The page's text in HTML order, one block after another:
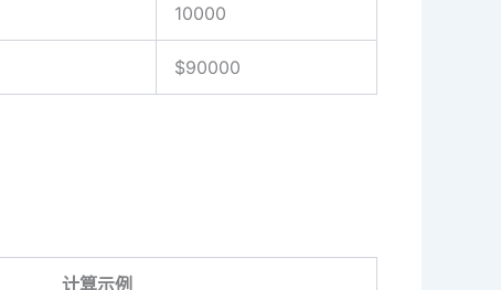
10000
$90000
计算示例